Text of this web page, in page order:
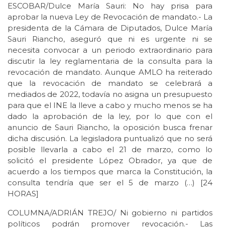
ESCOBAR/Dulce María Sauri: No hay prisa para
aprobar la nueva Ley de Revocación de mandato.- La
presidenta de la Cámara de Diputados, Dulce María
Sauri Riancho, aseguró que ni es urgente ni se
necesita convocar a un periodo extraordinario para
discutir la ley reglamentaria de la consulta para la
revocación de mandato. Aunque AMLO ha reiterado
que la revocación de mandato se celebrará a
mediados de 2022, todavía no asigna un presupuesto
para que el INE la lleve a cabo y mucho menos se ha
dado la aprobación de la ley, por lo que con el
anuncio de Sauri Riancho, la oposición busca frenar
dicha discusión. La legisladora puntualizó que no será
posible llevarla a cabo el 21 de marzo, como lo
solicitó el presidente López Obrador, ya que de
acuerdo a los tiempos que marca la Constitución, la
consulta tendría que ser el 5 de marzo (…) [24
HORAS]
COLUMNA/ADRIÁN TREJO/ Ni gobierno ni partidos
políticos podrán promover revocación.- Las